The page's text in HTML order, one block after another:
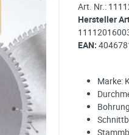
Art. Nr.:
Hersteller
EAN:
Marke: